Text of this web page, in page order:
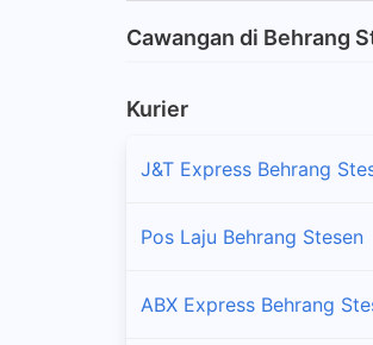
Cawangan di Behrang
Kurier
J&T Express Behrang
Pos Laju Behrang Stesen
ABX Express Behrang